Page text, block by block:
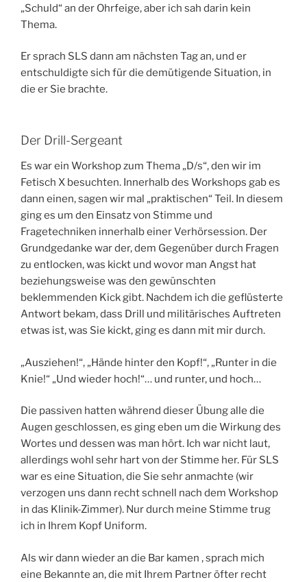
„Schuld“ an der Ohrfeige, aber ich sah darin kein
Thema.
Er sprach SLS dann am nächsten Tag an, und er
entschuldigte sich für die demütigende Situation, in
die er Sie brachte.
Der Drill-Sergeant
Es war ein Workshop zum Thema „D/s“, den wir im
Fetisch X besuchten. Innerhalb des Workshops gab es
dann einen, sagen wir mal „praktischen“ Teil. In diesem
ging es um den Einsatz von Stimme und
Fragetechniken innerhalb einer Verhörsession. Der
Grundgedanke war der, dem Gegenüber durch Fragen
zu entlocken, was kickt und wovor man Angst hat
beziehungsweise was den gewünschten
beklemmenden Kick gibt. Nachdem ich die geflüsterte
Antwort bekam, dass Drill und militärisches Auftreten
etwas ist, was Sie kickt, ging es dann mit mir durch.
„Ausziehen!“, „Hände hinter den Kopf!“, „Runter in die
Knie!“ „Und wieder hoch!“… und runter, und hoch…
Die passiven hatten während dieser Übung alle die
Augen geschlossen, es ging eben um die Wirkung des
Wortes und dessen was man hört. Ich war nicht laut,
allerdings wohl sehr hart von der Stimme her. Für SLS
war es eine Situation, die Sie sehr anmachte (wir
verzogen uns dann recht schnell nach dem Workshop
in das Klinik-Zimmer). Nur durch meine Stimme trug
ich in Ihrem Kopf Uniform.
Als wir dann wieder an die Bar kamen , sprach mich
eine Bekannte an, die mit Ihrem Partner öfter recht